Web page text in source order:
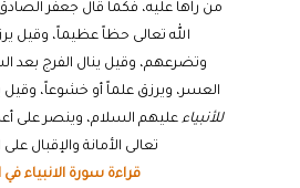
من رآها عليه، فكما قال جعفر
الله تعالى حظاً عظيماً، وقيل
وتضرعهم، وقيل ينال الفرج بعد
العسر، ويرزق علماً أو خشوعاً، وقيل
للأنبياء عليهم السلام، وينصر على
تعالى الأمانة والإقبال
قراءة سورة الانبياء في